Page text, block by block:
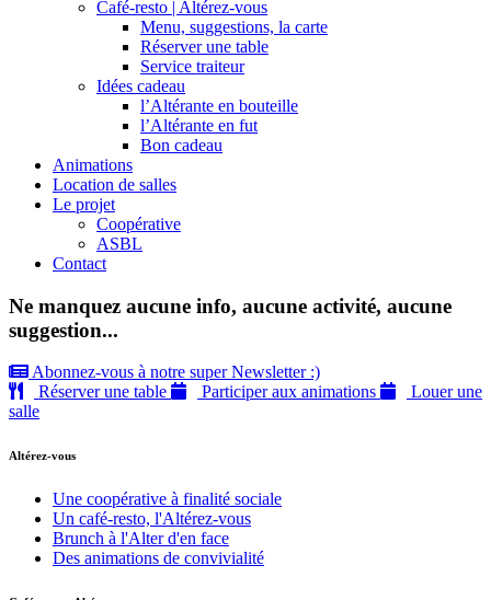
Café-resto | Altérez-vous
Menu, suggestions, la carte
Réserver une table
Service traiteur
Idées cadeau
l’Altérante en bouteille
l’Altérante en fut
Bon cadeau
Animations
Location de salles
Le projet
Coopérative
ASBL
Contact
Ne manquez aucune info, aucune activité, aucune
suggestion...
Abonnez-vous à notre super Newsletter :)
Réserver une table
Participer aux animations
Louer une
salle
Altérez-vous
Une coopérative à finalité sociale
Un café-resto, l'Altérez-vous
Brunch à l'Alter d'en face
Des animations de convivialité